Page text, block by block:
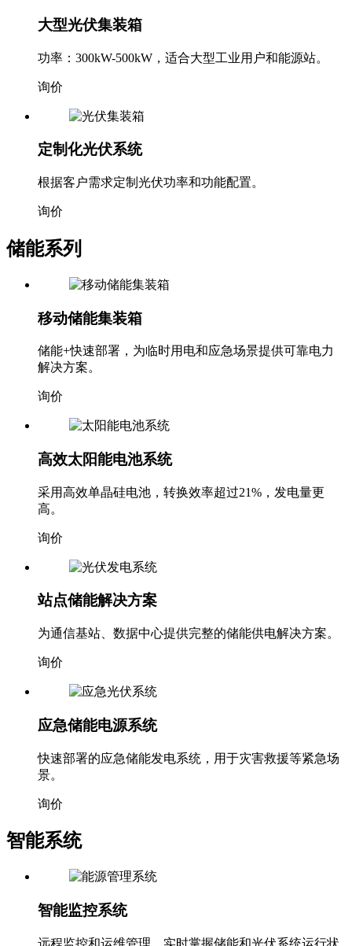
大型光伏集装箱
功率：300kW-500kW，适合大型工业用户和能源站。
询价
定制化光伏系统
根据客户需求定制光伏功率和功能配置。
询价
储能系列
移动储能集装箱
储能+快速部署，为临时用电和应急场景提供可靠电力
解决方案。
询价
高效太阳能电池系统
采用高效单晶硅电池，转换效率超过21%，发电量更
高。
询价
站点储能解决方案
为通信基站、数据中心提供完整的储能供电解决方案。
询价
应急储能电源系统
快速部署的应急储能发电系统，用于灾害救援等紧急场
景。
询价
智能系统
智能监控系统
远程监控和运维管理，实时掌握储能和光伏系统运行状